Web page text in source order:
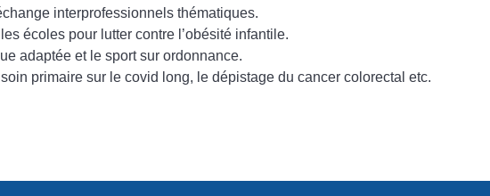
interprofessionnels thématiques.
écoles pour lutter contre l’obésité infantile.
adaptée et le sport sur ordonnance.
primaire sur le covid long, le dépistage du cancer colorectal etc.